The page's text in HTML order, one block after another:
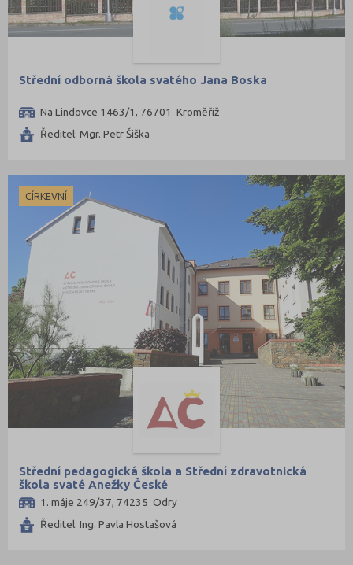
Střední odborná škola svatého Jana Boska
Na Lindovce 1463/1, 76701 Kroměříž
Ředitel: Mgr. Petr Šiška
CÍRKEVNÍ
Střední pedagogická škola a Střední zdravotnická
škola svaté Anežky České
1. máje 249/37, 74235 Odry
Ředitel: Ing. Pavla Hostašová